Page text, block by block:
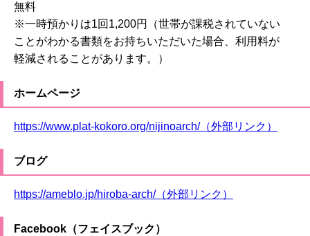
無料
※一時預かりは1回1,200円（世帯が課税されていない
ことがわかる書類をお持ちいただいた場合、利用料が
軽減されることがあります。）
ホームページ
https://www.plat-kokoro.org/nijinoarch/（外部リンク）
ブログ
https://ameblo.jp/hiroba-arch/（外部リンク）
Facebook（フェイスブック）